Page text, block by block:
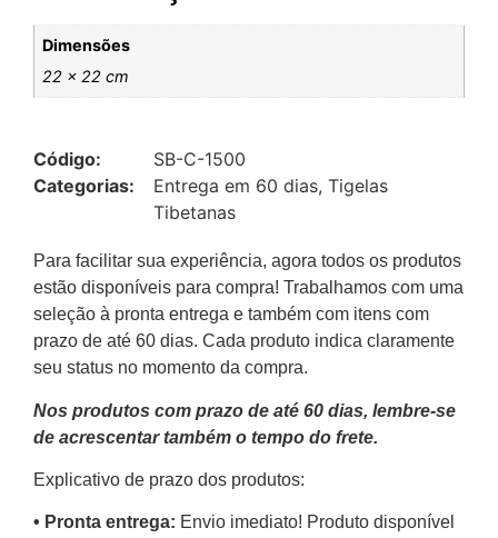
Dimensões
22 × 22 cm
Código:
SB-C-1500
Categorias:
Entrega em 60 dias, Tigelas
Tibetanas
Para facilitar sua experiência, agora todos os produtos
estão disponíveis para compra! Trabalhamos com uma
seleção à pronta entrega e também com itens com
prazo de até 60 dias. Cada produto indica claramente
seu status no momento da compra.
Nos produtos com prazo de até 60 dias, lembre-se
de acrescentar também o tempo do frete.
Explicativo de prazo dos produtos:
•⁠ ⁠Pronta entrega: Envio imediato! Produto disponível